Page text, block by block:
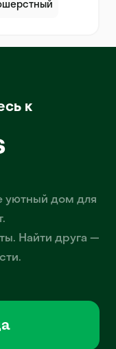
к
уютный дом для
Найти друга —